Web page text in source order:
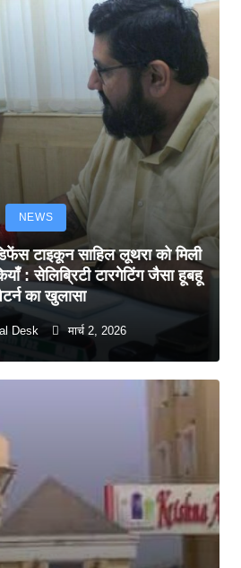
NEWS
टाइकून साहिल लूथरा को मिली
: सेलिब्रिटी टारगेटिंग जैसा हूबहू
का खुलासा
Desk मार्च 2, 2026